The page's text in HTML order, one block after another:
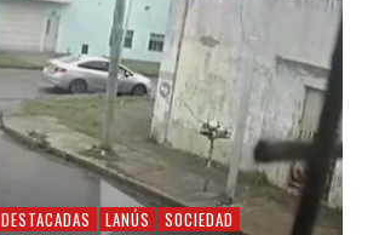
DESTACADAS LANÚS SOCIEDAD